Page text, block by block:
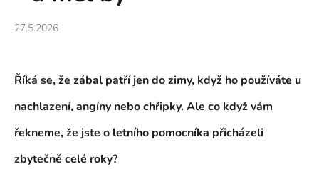
27.5.2026
Říká se, že zábal patří jen do zimy, když ho používáte u
nachlazení, angíny nebo chřipky. Ale co když vám
řekneme, že jste o letního pomocníka přicházeli
zbytečně celé roky?
ř
u
j
t
e